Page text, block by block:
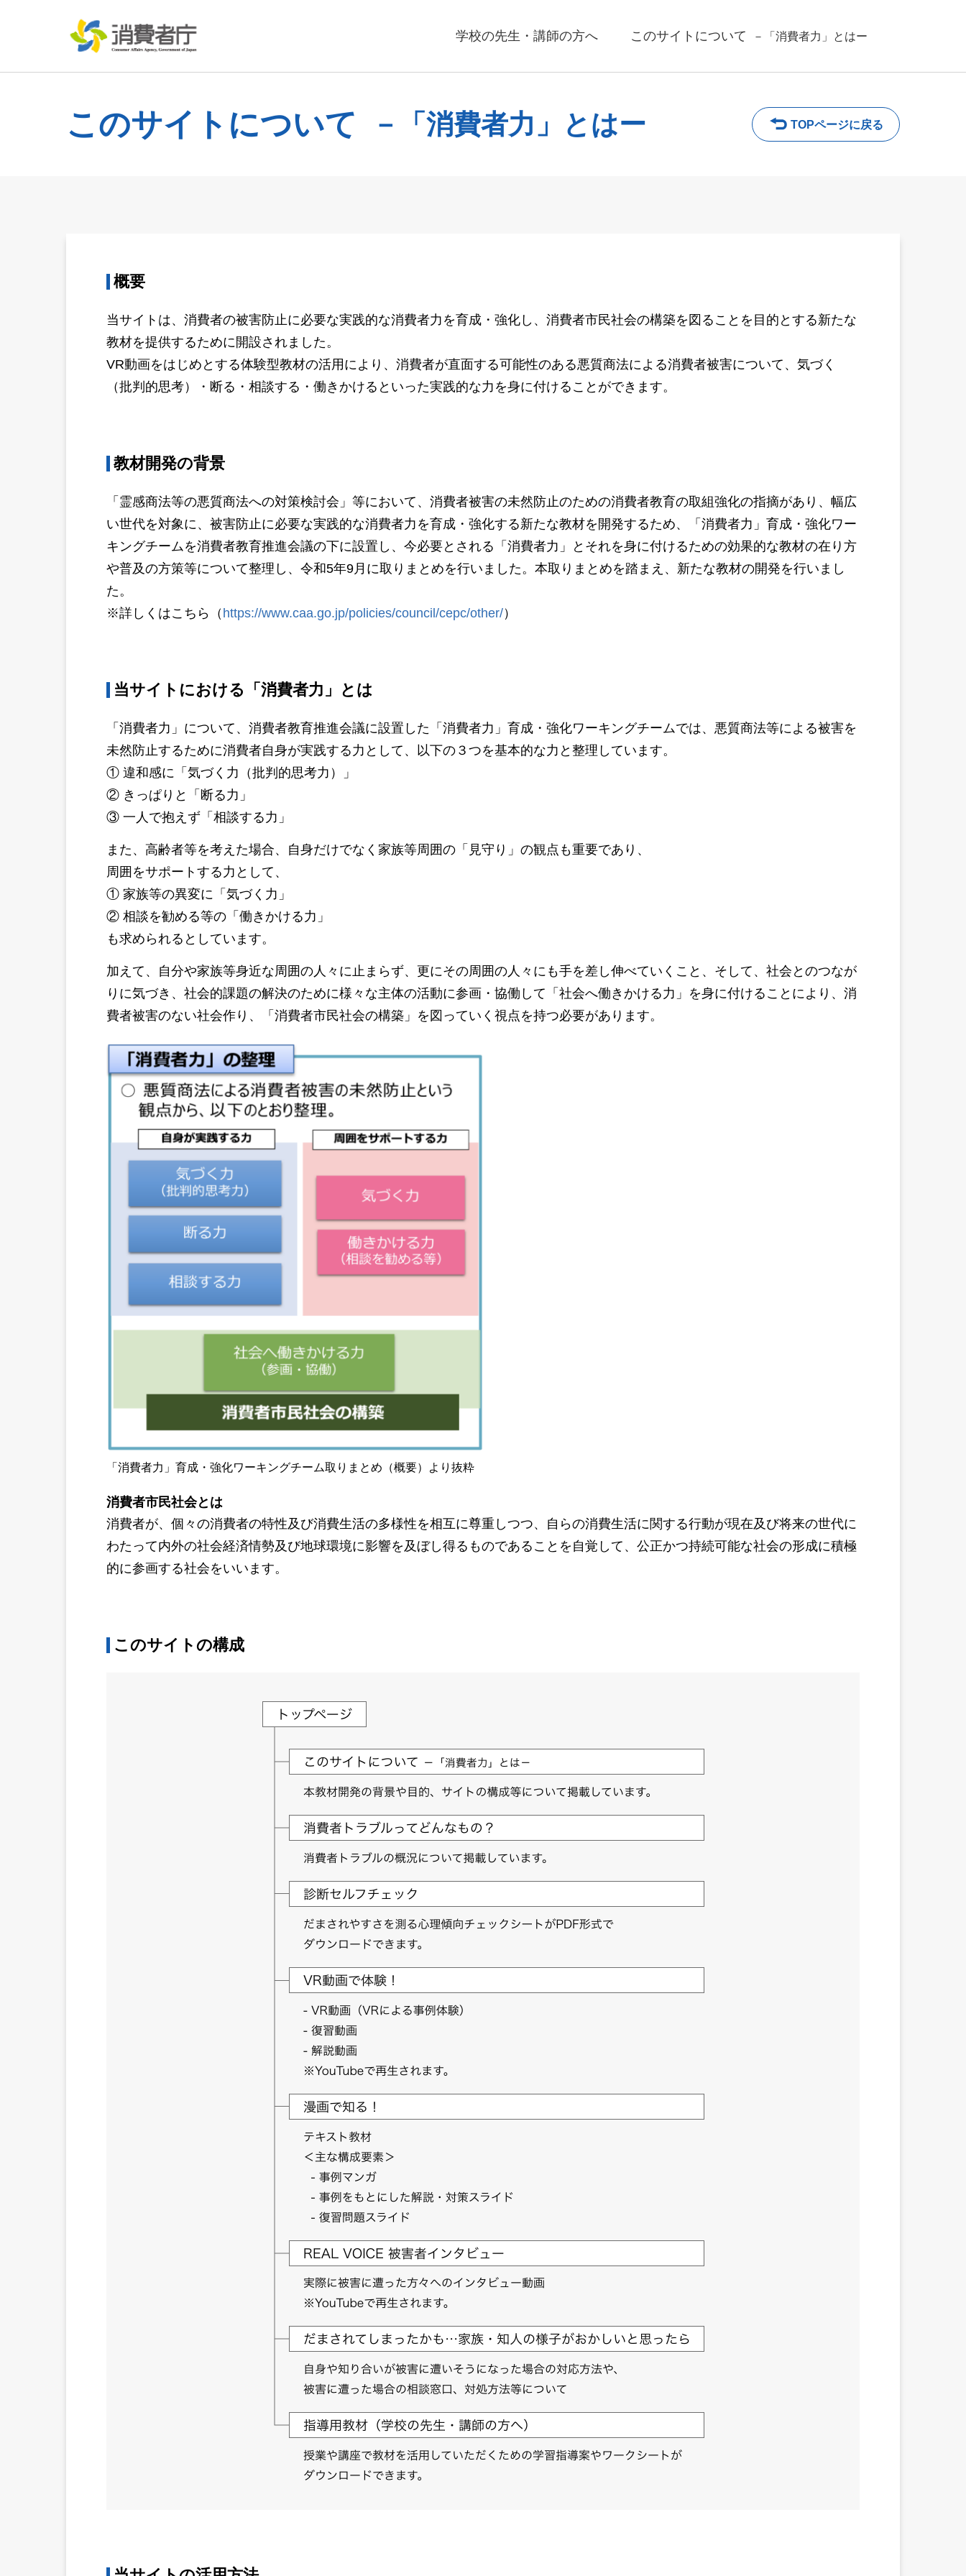
学校の先生・講師の方へ このサイトについて －「消費者力」とはー
このサイトについて －「消費者力」とはー TOPページに戻る
概要
当サイトは、消費者の被害防止に必要な実践的な消費者力を育成・強化し、消費者市民社会の構築を図ることを目的とする新たな
教材を提供するために開設されました。
VR動画をはじめとする体験型教材の活用により、消費者が直面する可能性のある悪質商法による消費者被害について、気づく
（批判的思考）・断る・相談する・働きかけるといった実践的な力を身に付けることができます。
教材開発の背景
「霊感商法等の悪質商法への対策検討会」等において、消費者被害の未然防止のための消費者教育の取組強化の指摘があり、幅広
い世代を対象に、被害防止に必要な実践的な消費者力を育成・強化する新たな教材を開発するため、「消費者力」育成・強化ワー
キングチームを消費者教育推進会議の下に設置し、今必要とされる「消費者力」とそれを身に付けるための効果的な教材の在り方
や普及の方策等について整理し、令和5年9月に取りまとめを行いました。本取りまとめを踏まえ、新たな教材の開発を行いまし
た。
※詳しくはこちら（ https://www.caa.go.jp/policies/council/cepc/other/）
当サイトにおける「消費者力」とは
「消費者力」について、消費者教育推進会議に設置した「消費者力」育成・強化ワーキングチームでは、悪質商法等による被害を
未然防止するために消費者自身が実践する力として、以下の３つを基本的な力と整理しています。
① 違和感に「気づく力（批判的思考力）」
② きっぱりと「断る力」
③ 一人で抱えず「相談する力」
また、高齢者等を考えた場合、自身だけでなく家族等周囲の「見守り」の観点も重要であり、
周囲をサポートする力として、
① 家族等の異変に「気づく力」
② 相談を勧める等の「働きかける力」
も求められるとしています。
加えて、自分や家族等身近な周囲の人々に止まらず、更にその周囲の人々にも手を差し伸べていくこと、そして、社会とのつなが
りに気づき、社会的課題の解決のために様々な主体の活動に参画・協働して「社会へ働きかける力」を身に付けることにより、消
費者被害のない社会作り、「消費者市民社会の構築」を図っていく視点を持つ必要があります。
「消費者力」育成・強化ワーキングチーム取りまとめ（概要）より抜粋
消費者市民社会とは
消費者が、個々の消費者の特性及び消費生活の多様性を相互に尊重しつつ、自らの消費生活に関する行動が現在及び将来の世代に
わたって内外の社会経済情勢及び地球環境に影響を及ぼし得るものであることを自覚して、公正かつ持続可能な社会の形成に積極
的に参画する社会をいいます。
このサイトの構成